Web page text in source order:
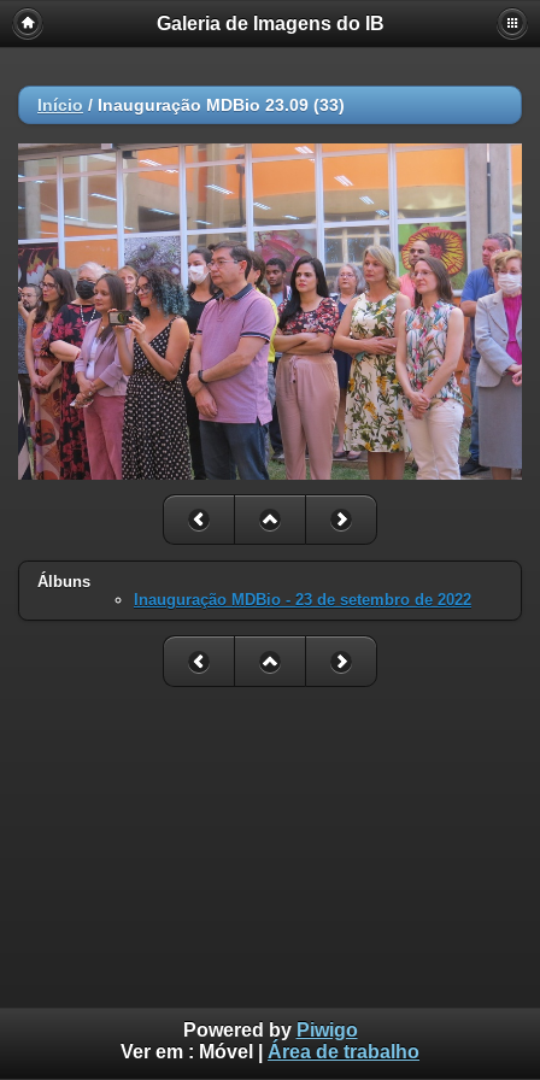
Galeria de Imagens do IB
Início / Inauguração MDBio 23.09 (33)
Álbuns
Inauguração MDBio - 23 de setembro de 2022
Powered by Piwigo
Ver em : Móvel Área de trabalho